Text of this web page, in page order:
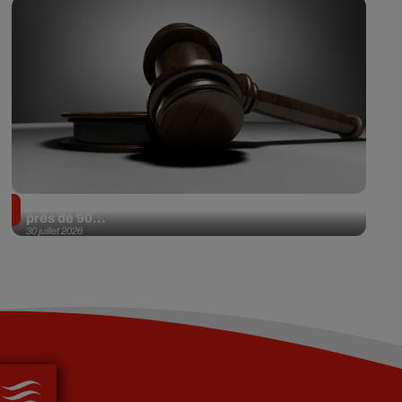
30 juillet 2026
près de 90...